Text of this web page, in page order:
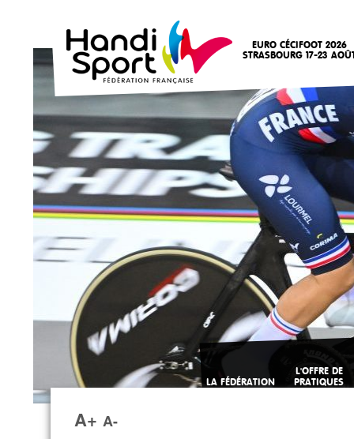
EURO CÉCIFOOT 2026
STRASBOURG 17-23
LA FÉDÉRATION
L'OFFRE DE
PRATIQUES
A+ A-